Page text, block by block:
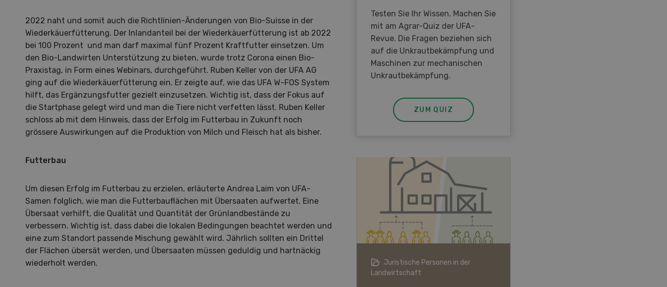
2022 naht und somit auch die Richtlinien-Änderungen von Bio-Suisse in der
Wiederkäuerfütterung. Der Inlandanteil bei der Wiederkäuerfütterung ist ab 2022
bei 100 Prozent und man darf maximal fünf Prozent Kraftfutter einsetzen. Um
den Bio-Landwirten Unterstützung zu bieten, wurde trotz Corona einen Bio-
Praxistag, in Form eines Webinars, durchgeführt. Ruben Keller von der UFA AG
ging auf die Wiederkäuerfütterung ein. Er zeigte auf, wie das UFA W-FOS System
hilft, das Ergänzungsfutter gezielt einzusetzen. Wichtig ist, dass der Fokus auf
die Startphase gelegt wird und man die Tiere nicht verfetten lässt. Ruben Keller
schloss ab mit dem Hinweis, dass der Erfolg im Futterbau in Zukunft noch
grössere Auswirkungen auf die Produktion von Milch und Fleisch hat als bisher.
Futterbau
Um diesen Erfolg im Futterbau zu erzielen, erläuterte Andrea Laim von UFA-
Samen folglich, wie man die Futterbauflächen mit Übersaaten aufwertet. Eine
Übersaat verhilft, die Qualität und Quantität der Grünlandbestände zu
verbessern. Wichtig ist, dass dabei die lokalen Bedingungen beachtet werden und
eine zum Standort passende Mischung gewählt wird. Jährlich sollten ein Drittel
der Flächen übersät werden, und Übersaaten müssen geduldig und hartnäckig
wiederholt werden.
Testen Sie Ihr Wissen. Machen Sie
mit am Agrar-Quiz der UFA-
Revue. Die Fragen beziehen sich
auf die Unkrautbekämpfung und
Maschinen zur mechanischen
Unkrautbekämpfung.
ZUM QUIZ
Hof in neuer Hand
Juristische Personen in der
Landwirtschaft